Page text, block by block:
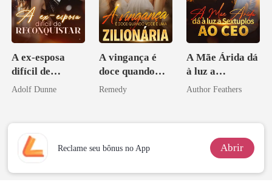
A ex-esposa
difícil de
reconquistar
Adolf Dunne
A vingança é
doce quando
você é uma
Remedy
A Mãe Árida dá
à luz a
Sextuplos ao
Author Feathers
Reclame seu bônus no App Abrir